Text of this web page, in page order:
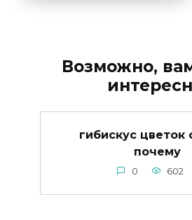
Возможно,
гибискус цветок
почему
0 602